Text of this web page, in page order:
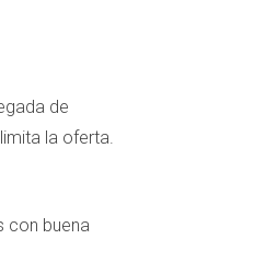
de
la oferta.
con buena